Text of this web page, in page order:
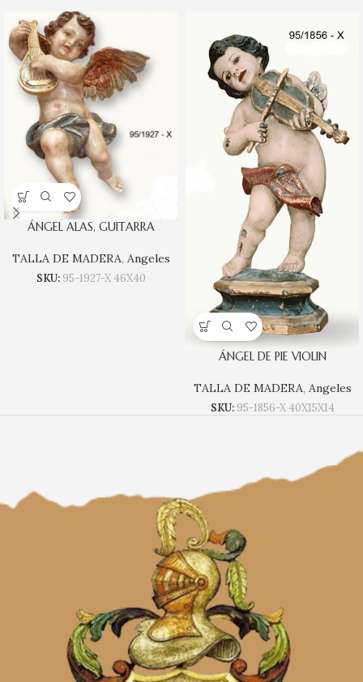
ÁNGEL ALAS, GUITARRA
TALLA DE MADERA, Angeles
SKU: 95-1927-X 46X40
ÁNGEL DE PIE VIOLIN
TALLA DE MADERA, Angeles
SKU: 95-1856-X 40X15X14